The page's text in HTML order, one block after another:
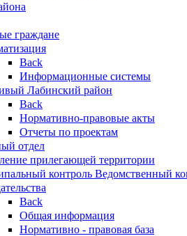
граждане
Back
Информационные системы
Лабинский район
Back
Нормативно-правовые акты
Отчеты по проектам
отдел
прилегающей территории
контроль Ведомственный
Back
Общая информация
Нормативно - правовая база